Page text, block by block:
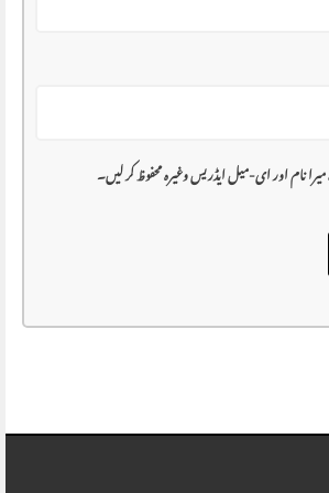
میرا نام اور ای-میل ایڈریس وغیرہ محفوظ کر لیں۔